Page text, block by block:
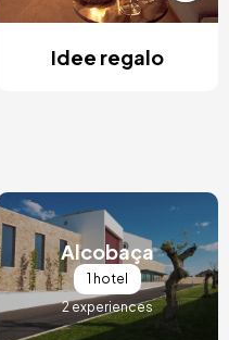
Idee regalo
Alcobaça
1 hotel
2 experiences